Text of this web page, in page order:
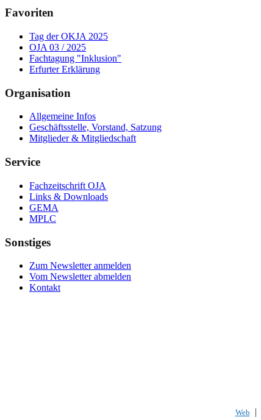
Favoriten
Tag der OKJA 2025
OJA 03 / 2025
Fachtagung "Inklusion"
Erfurter Erklärung
Organisation
Allgemeine Infos
Geschäftsstelle, Vorstand, Satzung
Mitglieder & Mitgliedschaft
Service
Fachzeitschrift OJA
Links & Downloads
GEMA
MPLC
Sonstiges
Zum Newsletter anmelden
Vom Newsletter abmelden
Kontakt
Web |